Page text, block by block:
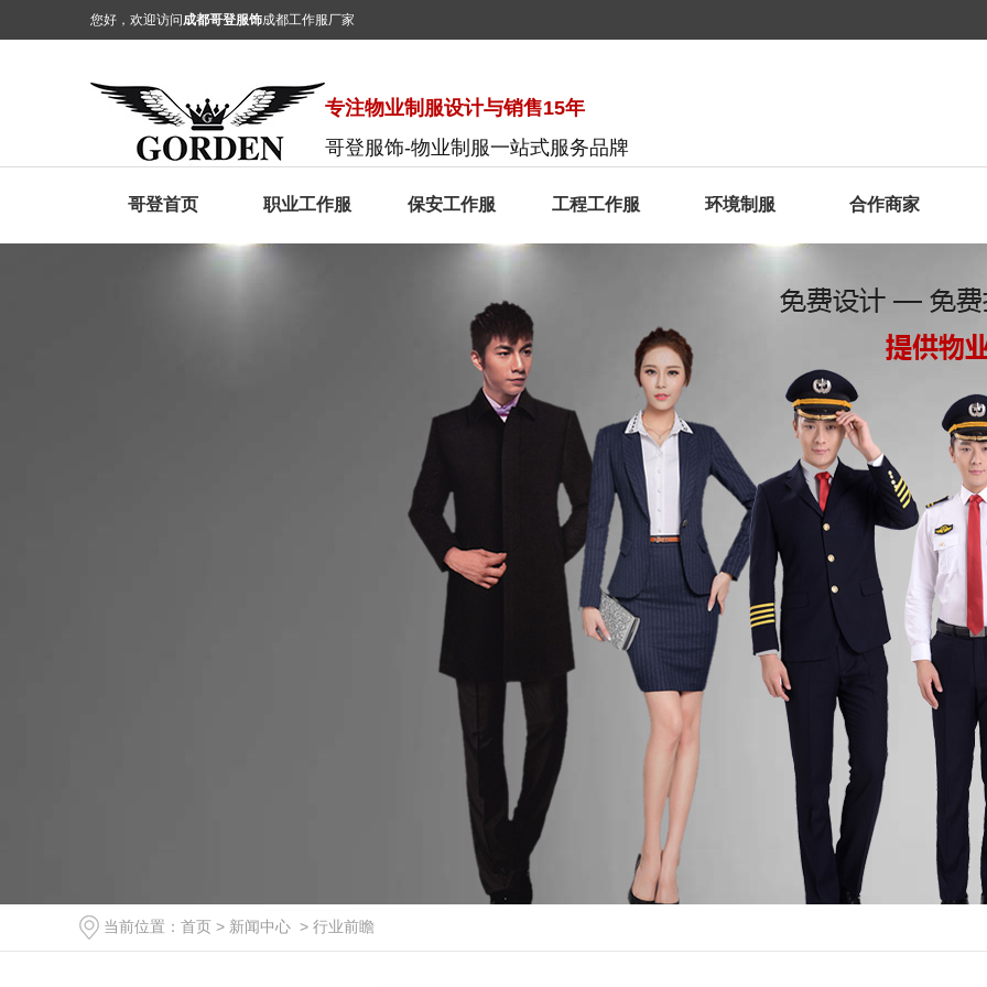
您好，欢迎访问成都哥登服饰成都工作服厂家
专注物业制服设计与销售15年
哥登服饰-物业制服一站式服务品牌
哥登首页 职业工作服 保安工作服 工程工作服 环境制服 合作商家
当前位置： 首页 > 新闻中心 > 行业前瞻